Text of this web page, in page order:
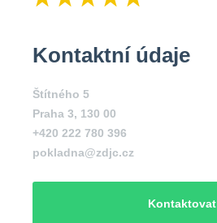
Kontaktní údaje
Štítného 5
Praha 3, 130 00
+420 222 780 396
pokladna@zdjc.cz
Kontaktovat